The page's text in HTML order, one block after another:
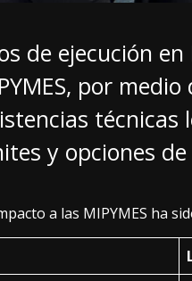
de ejecución
por
y opciones
a las MIPYMES ha